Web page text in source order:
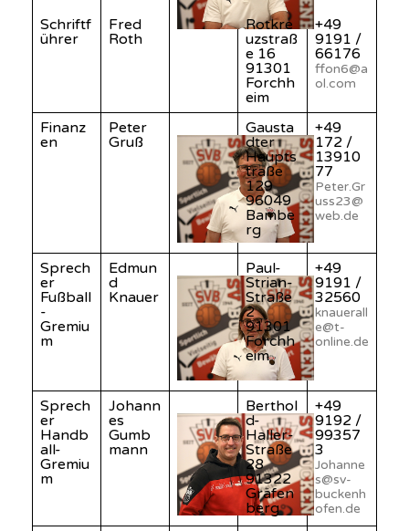
Schriftf
ührer
Fred
Roth
Rotkre
uzstraß
e 16
91301
Forchh
eim
+49
9191 /
66176
ffon6@a
ol.com
Finanz
en
Peter
Gruß
Gausta
dter
Haupts
traße
129
96049
Bambe
rg
+49
172 /
13910
77
Peter.Gr
uss23@
web.de
Sprech
er
Fußball
-
Gremiu
m
Edmun
d
Knauer
Paul-
Strian-
Straße
2
91301
Forchh
eim
+49
9191 /
32560
knauerall
e@t-
online.de
Sprech
er
Handb
all-
Gremiu
m
Johann
es
Gumb
mann
Berthol
d-
Haller-
Straße
28
91322
Gräfen
berg
+49
9192 /
99357
3
Johanne
s@sv-
buckenh
ofen.de